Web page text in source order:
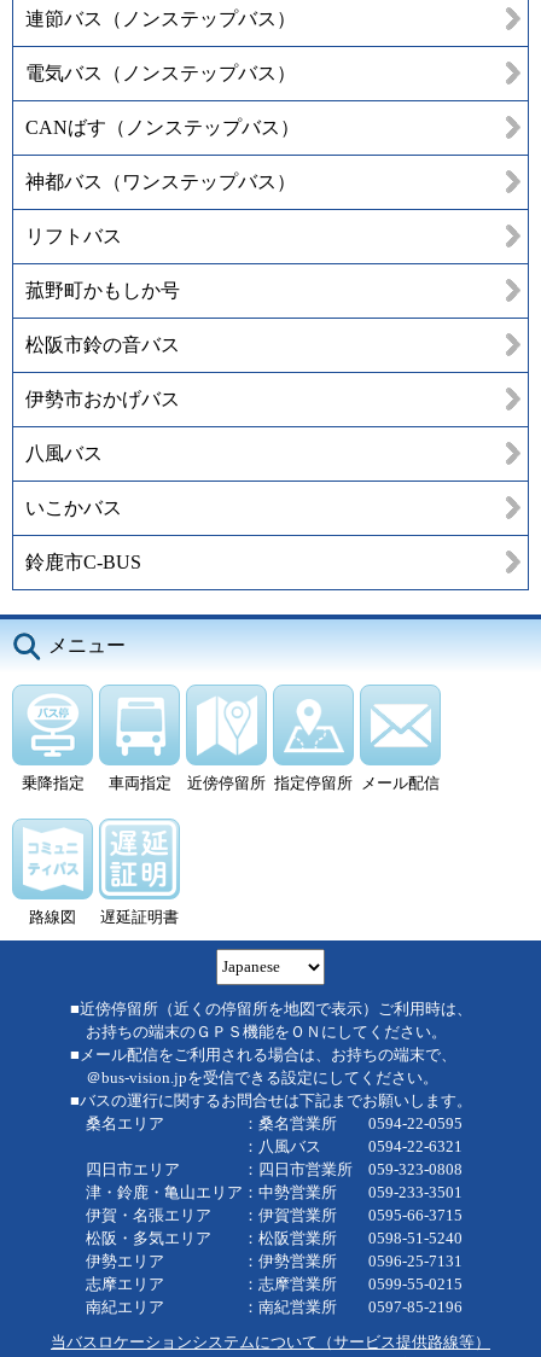
連節バス（ノンステップバス）
電気バス（ノンステップバス）
CANばす（ノンステップバス）
神都バス（ワンステップバス）
リフトバス
菰野町かもしか号
松阪市鈴の音バス
伊勢市おかげバス
八風バス
いこかバス
鈴鹿市C-BUS
メニュー
乗降指定 車両指定 近傍停留所 指定停留所 メール配信
路線図 遅延証明書
■近傍停留所（近くの停留所を地図で表示）ご利用時は、
お持ちの端末のＧＰＳ機能をＯＮにしてください。
■メール配信をご利用される場合は、お持ちの端末で、
＠bus-vision.jpを受信できる設定にしてください。
■バスの運行に関するお問合せは下記までお願いします。
桑名エリア ：桑名営業所 0594-22-0595
：八風バス 0594-22-6321
四日市エリア ：四日市営業所 059-323-0808
津・鈴鹿・亀山エリア：中勢営業所 059-233-3501
伊賀・名張エリア ：伊賀営業所 0595-66-3715
松阪・多気エリア ：松阪営業所 0598-51-5240
伊勢エリア ：伊勢営業所 0596-25-7131
志摩エリア ：志摩営業所 0599-55-0215
南紀エリア ：南紀営業所 0597-85-2196
当バスロケーションシステムについて（サービス提供路線等）